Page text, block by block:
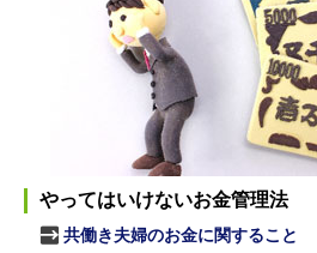
やってはいけないお金管理法
共働き夫婦のお金に関すること